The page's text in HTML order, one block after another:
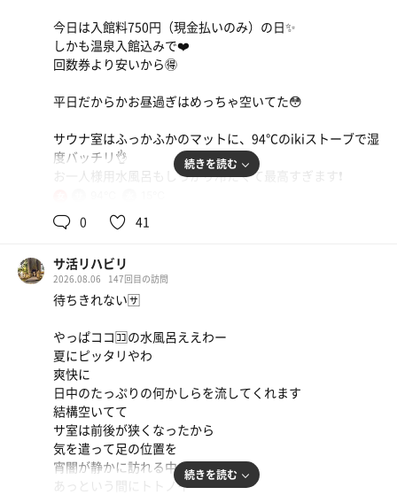
今日は入館料750円（現金払いのみ）の日✨
しかも温泉入館込みで❤️
回数券より安いから🉐
平日だからかお昼過ぎはめっちゃ空いてた😳
サウナ室はふっかふかのマットに、94℃のikiストーブで湿
度バッチリ👌
お一人様用水風呂もしっかり冷たくて最高すぎます❗️
猛暑だけど、意外にも外は風が少し吹いてて、今日は外気
浴が良かった😍
休憩処はまた広くなってる⁉️
ベットまであったり漫画もマッサージも沢山あって、これ
で750円はコスパ良すぎる😊
LINEポイントでこの前1,000P当たったから、ソフトクリ
ーム2つ頼めた🍦✨
やったぁ😋
続きを読む
0 41
サ活リハビリ
2026.08.06 147回目の訪問
待ちきれない🈂️
やっぱココ🈁の水風呂ええわー
夏にピッタリやわ
爽快に
日中のたっぷりの何かしらを流してくれます
結構空いてて
サ室は前後が狭くなったから
気を遣って足の位置を
宵闇が静かに訪れる中
あっという間にトトノイ
続きを読む